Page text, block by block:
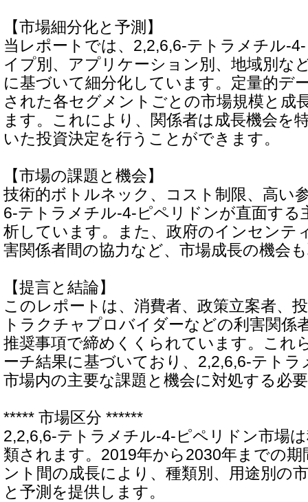
【市場細分化と予測】
当レポートでは、2,2,6,6-テトラメチル-
イプ別、アプリケーション別、地域別な
に基づいて細分化しています。定量的デ
された各セグメントごとの市場規模と成
ます。これにより、関係者は成長機会を
いた投資決定を行うことができます。
【市場の課題と機会】
技術的ボトルネック、コスト制限、高い
6-テトラメチル-4-ピペリドンが直面する
析しています。また、政府のインセンテ
害関係者間の協力など、市場成長の機会
【提言と結論】
このレポートは、消費者、政策立案者、
トラクチャプロバイダーなどの利害関係
推奨事項で締めくくられています。これ
ーチ結果に基づいており、2,2,6,6-テト
市場内の主要な課題と機会に対処する必
***** 市場区分 ******
2,2,6,6-テトラメチル-4-ピペリドン市場
類されます。2019年から2030年までの
ント間の成長により、種類別、用途別の
と予測を提供します。